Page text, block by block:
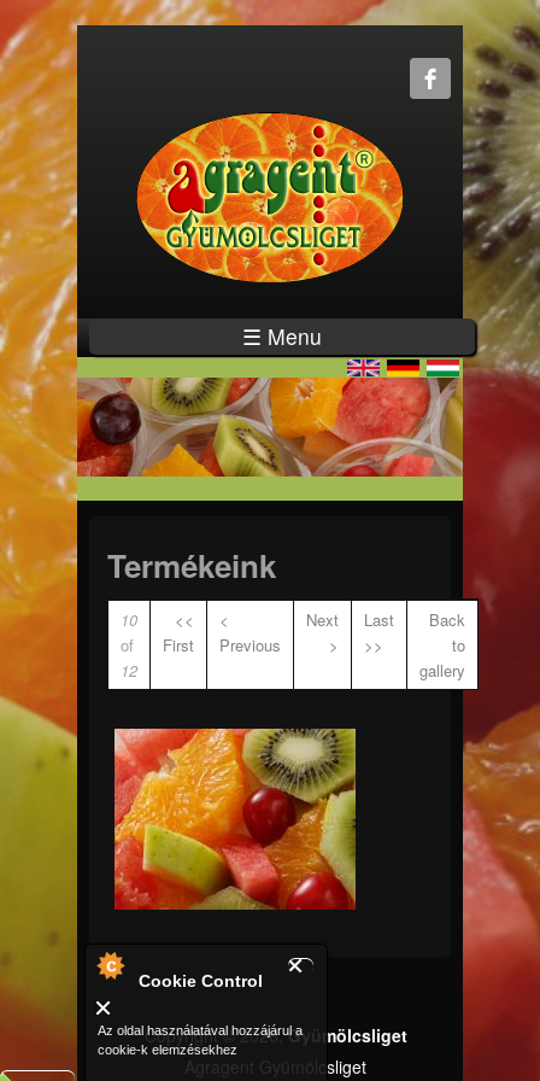
Cookie Control
Az oldal használatával hozzájárul a
cookie-k elemzésekhez
☰ Menu
Termékeink
10
of
12
<<
First
<
Previous
Next
>
Last
>>
Back
to
gallery
_W3A5312.jpg
Copyright © 2026,Gyümölcsliget
Agragent Gyümölcsliget